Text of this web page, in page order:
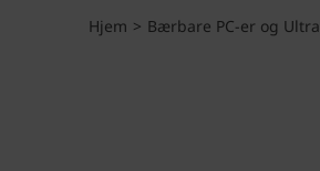
Hjem > Bærbare PC-er og